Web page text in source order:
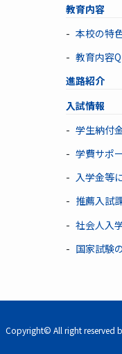
教育内容
本校の特
教育内容
進路紹介
入試情報
学生納付
学費サポ
入学金等
推薦入試
社会人入
国家試験
Copyright© All right reserved